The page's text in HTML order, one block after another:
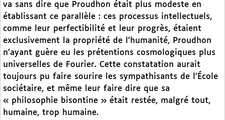
va sans dire que Proudhon était plus modeste en
établissant ce parallèle : ces processus intellectuels,
comme leur perfectibilité et leur progrès, étaient
exclusivement la propriété de l’humanité, Proudhon
n’ayant guère eu les prétentions cosmologiques plus
universelles de Fourier. Cette constatation aurait
toujours pu faire sourire les sympathisants de l’École
sociétaire, et même leur faire dire que sa
« philosophie bisontine » était restée, malgré tout,
humaine, trop humaine.